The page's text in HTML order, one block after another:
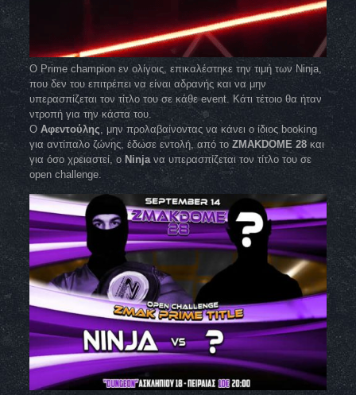
Ο Prime champion εν ολίγοις, επικαλέστηκε την τιμή των Ninja,
που δεν του επιτρέπει να είναι αδρανής και να μην
υπερασπίζεται τον τίτλο του σε κάθε event. Κάτι τέτοιο θα ήταν
ντροπή για την κάστα του.
Ο Αφεντούλης, μην προλαβαίνοντας να κάνει ο ίδιος booking
για αντίπαλο ζώνης, έδωσε εντολή, από τοZMAKDOME 28και
για όσο χρειαστεί, οNinjaνα υπερασπίζεται τον τίτλο του σε
open challenge.